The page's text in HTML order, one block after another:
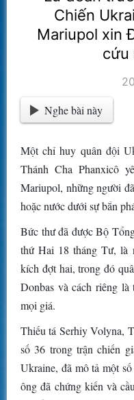
Chiến
Mariupol xin
cứu
Nghe bài này
Một chỉ huy quân đội
Thánh Cha Phanxicô
Mariupol, những người
hoặc nước dưới sự bắn
Bức thư đã được Bộ
thứ Hai 18 tháng Tư, là
kích đợt hai, trong đó
Donbas và cách riêng
mọi giá.
Thiếu tá Serhiy Volyna,
số 36 trong trận chiến
Ukraine, đã mô tả một
ông đã chứng kiến và